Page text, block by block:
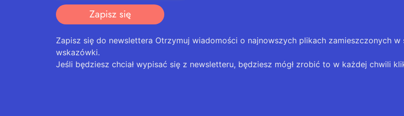
Zapisz się
Zapisz się do newslettera Otrzymuj wiadomości o najnowszych plikach zamieszczonych
wskazówki.
Jeśli będziesz chciał wypisać się z newsletteru, będziesz mógł zrobić to w każdej chwili